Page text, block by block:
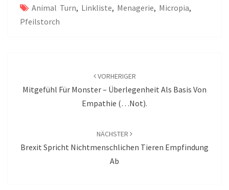
Animal Turn, Linkliste, Menagerie, Micropia,
Pfeilstorch
VORHERIGER
Mitgefühl Für Monster – Überlegenheit Als Basis Von
Empathie (…not).
NÄCHSTER
Brexit Spricht Nichtmenschlichen Tieren Empfindung
Ab